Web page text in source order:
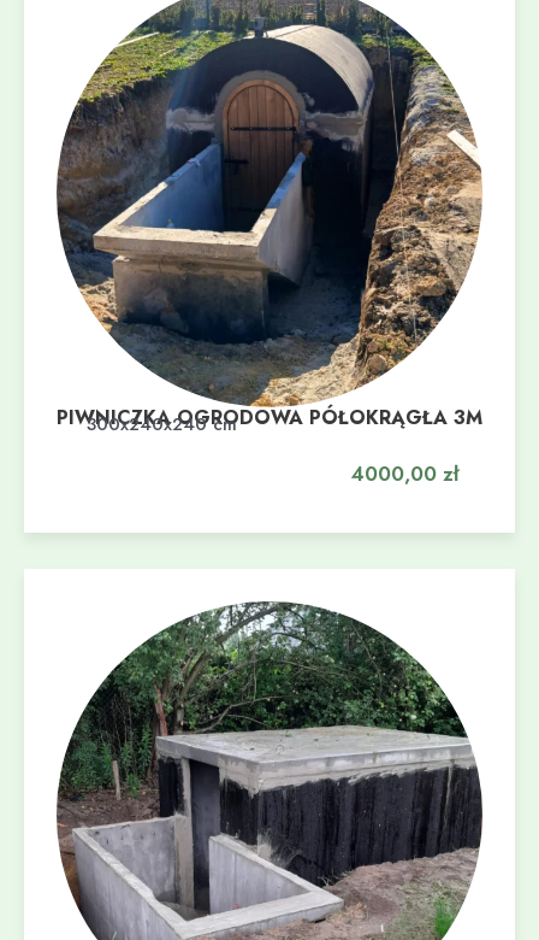
PIWNICZKA OGRODOWA PÓŁOKRĄGŁA 3M
300x240x240 cm
4000,00 zł
Dodaj do koszyka